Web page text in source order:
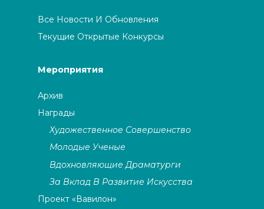
Все Новости И Обновления
Текущие Открытые Конкурсы
Мероприятия
Архив
Награды
Художественное Совершенство
Молодые Ученые
Вдохновляющие Драматурги
За Вклад В Развитие Искусства
Проект «Вавилон»